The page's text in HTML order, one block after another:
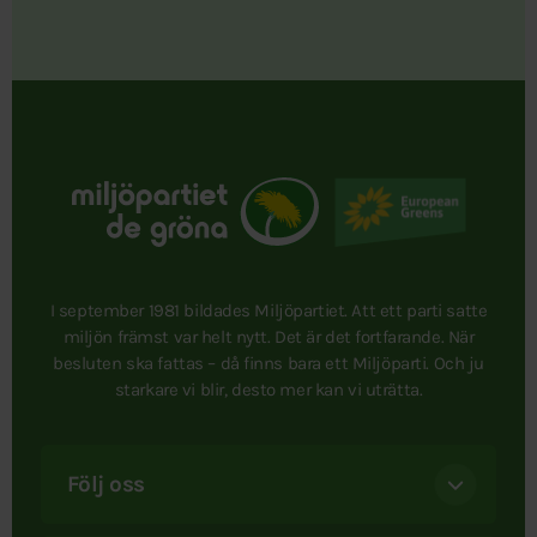
I september 1981 bildades Miljöpartiet. Att ett parti satte
miljön främst var helt nytt. Det är det fortfarande. När
besluten ska fattas – då finns bara ett Miljöparti. Och ju
starkare vi blir, desto mer kan vi uträtta.
Följ oss